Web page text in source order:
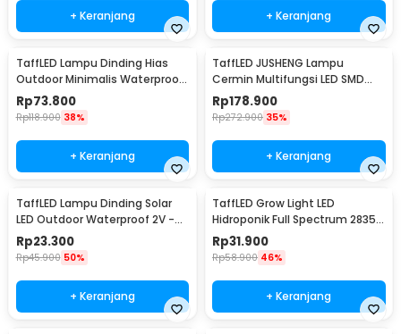
+ Keranjang + Keranjang
TaffLED Lampu Dinding Hias
Outdoor Minimalis Waterproof
Warm White 12W - NR-10
Rp73.800
Rp118.900 38%
+ Keranjang
TaffLED JUSHENG Lampu
Cermin Multifungsi LED SMD
2835 Cool White 14W 62cm -
5960
Rp178.900
Rp272.900 35%
+ Keranjang
TaffLED Lampu Dinding Solar
LED Outdoor Waterproof 2V -
OO10
Rp23.300
Rp45.900 50%
+ Keranjang
TaffLED Grow Light LED
Hidroponik Full Spectrum 2835
SMD 220V 50W - RO22
Rp31.900
Rp58.900 46%
+ Keranjang